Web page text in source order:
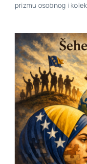
Promocije
Kontakt
prizmu osobnog i